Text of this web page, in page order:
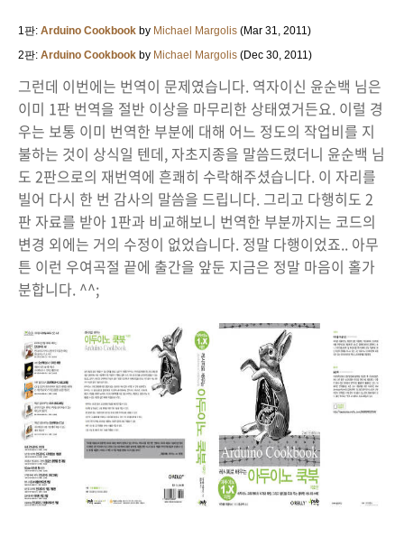
1판: Arduino Cookbook by Michael Margolis (Mar 31, 2011)
2판: Arduino Cookbook by Michael Margolis (Dec 30, 2011)
그런데 이번에는 번역이 문제였습니다. 역자이신 윤순백 님은
이미 1판 번역을 절반 이상을 마무리한 상태였거든요. 이럴 경
우는 보통 이미 번역한 부분에 대해 어느 정도의 작업비를 지
불하는 것이 상식일 텐데, 자초지종을 말씀드렸더니 윤순백 님
도 2판으로의 재번역에 흔쾌히 수락해주셨습니다. 이 자리를
빌어 다시 한 번 감사의 말씀을 드립니다. 그리고 다행히도 2
판 자료를 받아 1판과 비교해보니 번역한 부분까지는 코드의
변경 외에는 거의 수정이 없었습니다. 정말 다행이었죠.. 아무
튼 이런 우여곡절 끝에 출간을 앞둔 지금은 정말 마음이 홀가
분합니다. ^^;